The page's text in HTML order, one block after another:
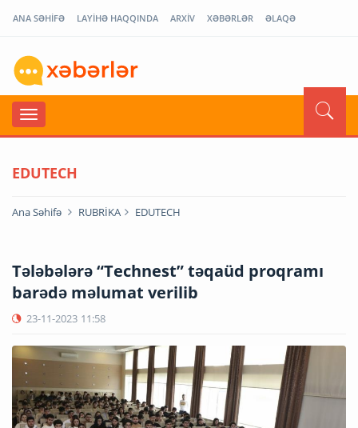
ANA SƏHİFƏ LAYİHƏ HAQQINDA ARXİV XƏBƏRLƏR ƏLAQƏ
EDUTECH
Ana Səhifə RUBRİKA EDUTECH
Tələbələrə “Technest” təqaüd proqramı
barədə məlumat verilib
23-11-2023 11:58